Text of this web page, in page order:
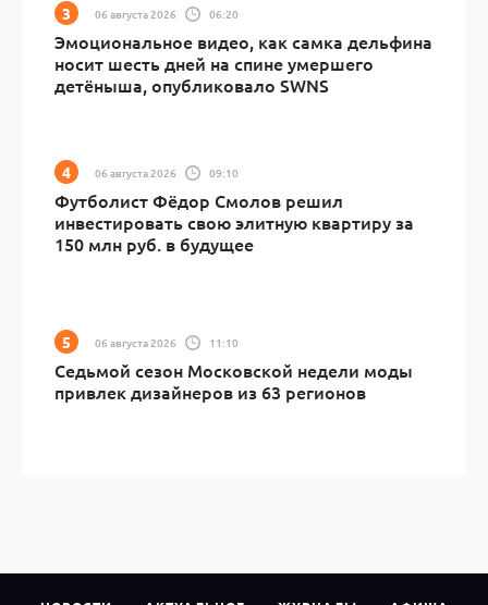
06 августа 2026 06:20
Эмоциональное видео, как самка дельфина
носит шесть дней на спине умершего
детёныша, опубликовало SWNS
06 августа 2026 09:10
Футболист Фёдор Смолов решил
инвестировать свою элитную квартиру за
150 млн руб. в будущее
06 августа 2026 11:10
Седьмой сезон Московской недели моды
привлек дизайнеров из 63 регионов